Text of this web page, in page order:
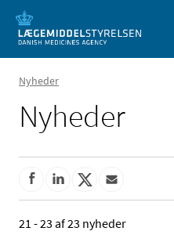
Nyheder
Nyheder
21 - 23 af 23 nyheder